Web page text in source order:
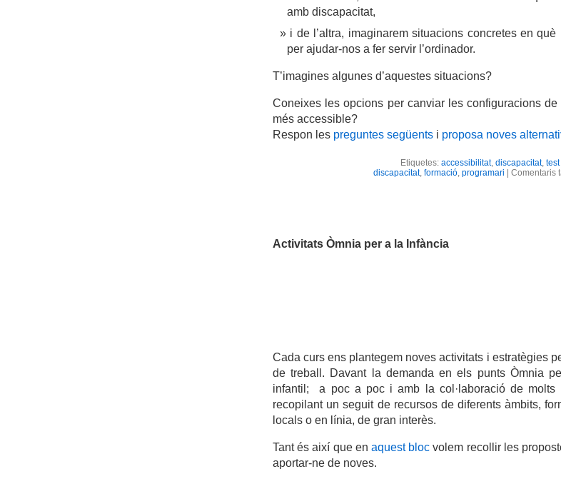
amb discapacitat,
i de l’altra, imaginarem situacions concretes en
per ajudar-nos a fer servir l’ordinador.
T’imagines algunes d’aquestes situacions?
Coneixes les opcions per canviar les configuracions de
més accessible?
Respon les preguntes següents i proposa noves
Etiquetes: accessibilitat, discapacitat, test
discapacitat, formació, programari Comentaris
Activitats Òmnia per a la Infància
Cada curs ens plantegem noves activitats i estratègies
de treball. Davant la demanda en els punts Òmnia
infantil; a poc a poc i amb la col·laboració de molts
recopilant un seguit de recursos de diferents àmbits,
locals o en línia, de gran interès.
Tant és així que en aquest bloc volem recollir les
aportar-ne de noves.